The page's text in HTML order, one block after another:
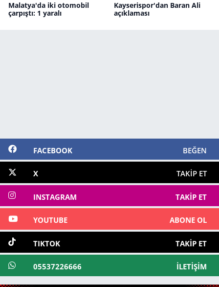
Malatya'da iki otomobil
çarpıştı: 1 yaralı
Kayserispor'dan Baran Ali
açıklaması
FACEBOOK BEĞEN
X TAKIP ET
INSTAGRAM TAKIP ET
YOUTUBE ABONE OL
TIKTOK TAKIP ET
05537226666 İLETIŞIM